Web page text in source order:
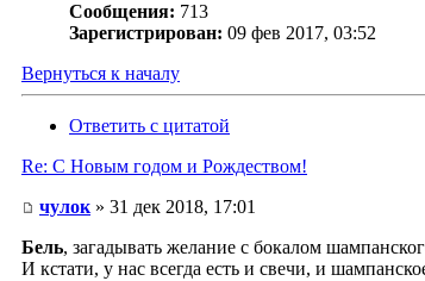
Сообщения: 713
Зарегистрирован: 09 фев 2017, 03:52
Вернуться к началу
Ответить с цитатой
Re: С Новым годом и Рождеством!
чулок » 31 дек 2018, 17:01
Бель, загадывать желание с бокалом
И кстати, у нас всегда есть и свечи, и